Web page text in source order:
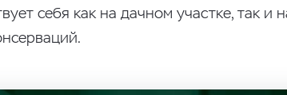
себя как на дачном участке, так